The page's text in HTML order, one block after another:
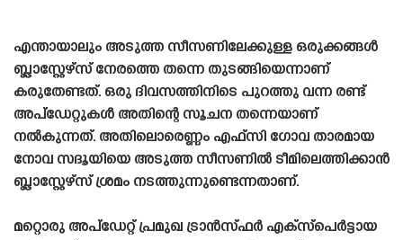
എന്തായാലും അടുത്ത സീസണിലേക്കുള്ള ഒരുക്കങ്ങൾ
ബ്ലാസ്റ്റേഴ്‌സ് നേരത്തെ തന്നെ തുടങ്ങിയെന്നാണ്
കരുതേണ്ടത്. ഒരു ദിവസത്തിനിടെ പുറത്തു വന്ന രണ്ട്
അപ്‌ഡേറ്റുകൾ അതിന്റെ സൂചന തന്നെയാണ്
നൽകുന്നത്. അതിലൊരെണ്ണം എഫ്‌സി ഗോവ താരമായ
നോവ സദൂയിയെ അടുത്ത സീസണിൽ ടീമിലെത്തിക്കാൻ
ബ്ലാസ്റ്റേഴ്‌സ് ശ്രമം നടത്തുന്നുണ്ടെന്നതാണ്.
മറ്റൊരു അപ്‌ഡേറ്റ് പ്രമുഖ ട്രാൻസ്‌ഫർ എക്സ്പെർട്ടായ